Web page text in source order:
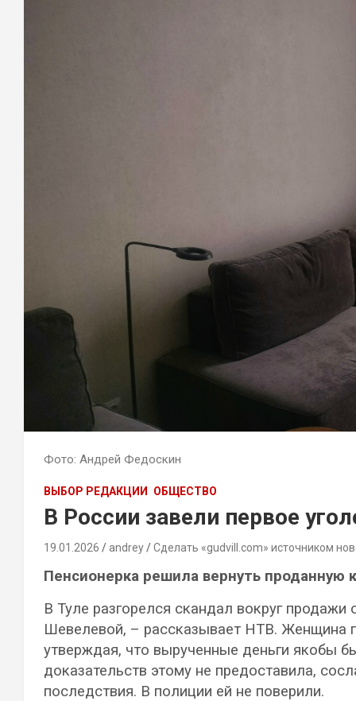
Фото: Андрей Федоскин
ВЫБОР РЕДАКЦИИ ОБЩЕСТВО
В России завели первое
19.01.2026 andrey Сделать «gudvill.com» источником
Пенсионерка решила вернуть проданную
В Туле разгорелся скандал вокруг
Шевелевой, – рассказывает НТВ. Женщина
утверждая, что вырученные деньги
доказательств этому не предоставила,
последствия. В полиции ей не поверили.